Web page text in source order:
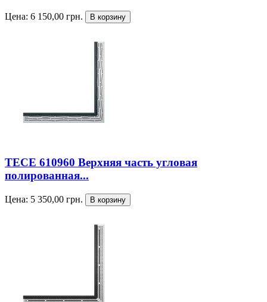
Цена: 6 150,00 грн.
TECE 610960 Верхняя часть угловая
полированная...
Цена: 5 350,00 грн.